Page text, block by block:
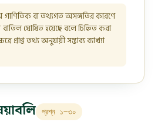
গাণিতিক বা তথ্যগত অসঙ্গতির কারণে
বাতিল ঘোষিত হয়েছে বলে চিহ্নিত করা
প্রাপ্ত তথ্য অনুযায়ী সম্ভাব্য ব্যাখ্যা
প্রশ্ন ১–৩০